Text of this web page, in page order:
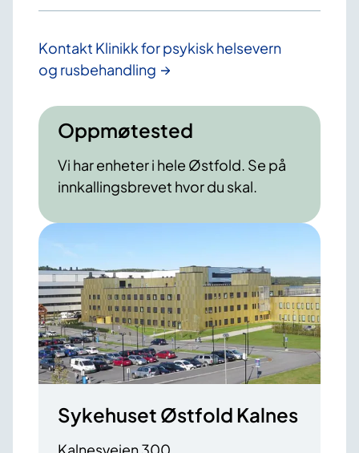
Kontakt Klinikk for psykisk helsevern
og rusbehandling
Oppmøtested
Vi har enheter i hele Østfold. Se på
innkallingsbrevet hvor du skal.
Sykehuset Østfold Kalnes